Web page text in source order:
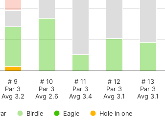
Birdie Eagle Hole in one
# 9
Par 3
Avg 3.2
# 10
Par 3
Avg 2.6
# 11
Par 3
Avg 3.4
# 12
Par 3
Avg 3.1
# 13
Par 3
Avg 3.1